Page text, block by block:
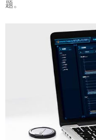
题。